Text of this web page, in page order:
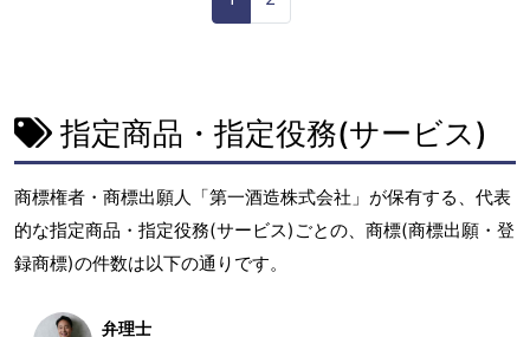
指定商品・指定役務(サービス)
商標権者・商標出願人「第一酒造株式会社」が保有する、代表
的な指定商品・指定役務(サービス)ごとの、商標(商標出願・登
録商標)の件数は以下の通りです。
弁理士